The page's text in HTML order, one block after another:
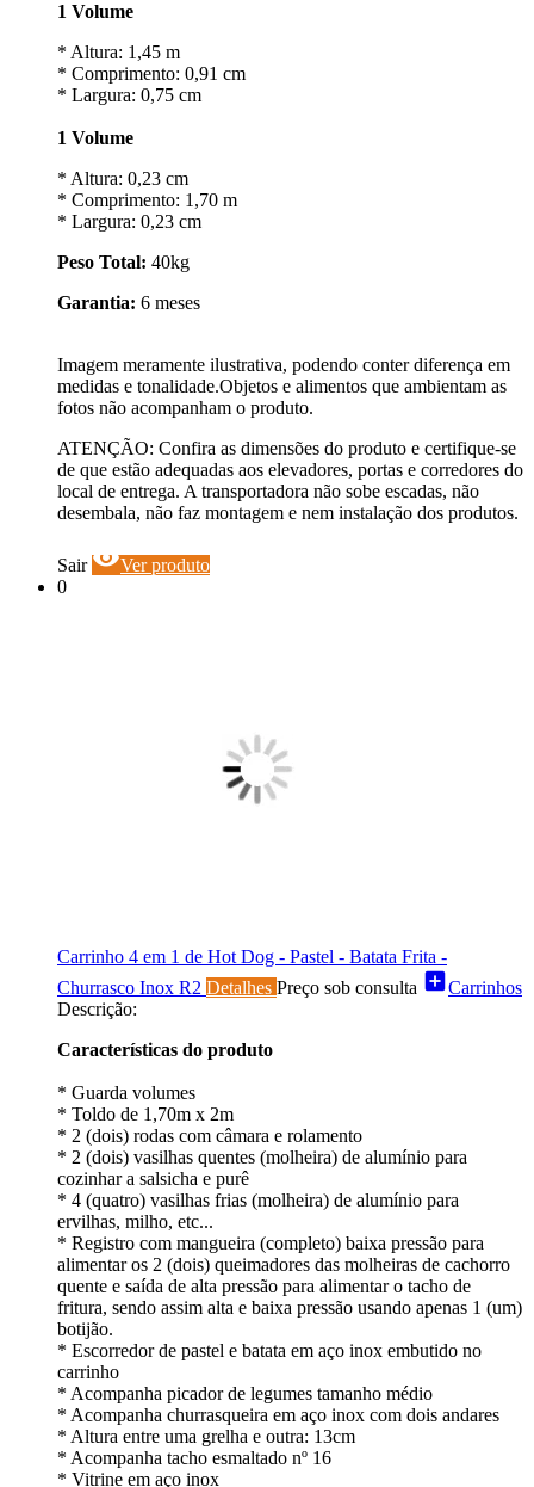
1 Volume
* Altura: 1,45 m
* Comprimento: 0,91 cm
* Largura: 0,75 cm
1 Volume
* Altura: 0,23 cm
* Comprimento: 1,70 m
* Largura: 0,23 cm
Peso Total: 40kg
Garantia: 6 meses
Imagem meramente ilustrativa, podendo conter diferença em
medidas e tonalidade.Objetos e alimentos que ambientam as
fotos não acompanham o produto.
ATENÇÃO: Confira as dimensões do produto e certifique-se
de que estão adequadas aos elevadores, portas e corredores do
local de entrega. A transportadora não sobe escadas, não
desembala, não faz montagem e nem instalação dos produtos.
Sair visibilityVer produto
0
Carrinho 4 em 1 de Hot Dog - Pastel - Batata Frita -
Churrasco Inox R2 Detalhes Preço sob consulta add_boxCarrinhos
Descrição:
Características do produto
* Guarda volumes
* Toldo de 1,70m x 2m
* 2 (dois) rodas com câmara e rolamento
* 2 (dois) vasilhas quentes (molheira) de alumínio para
cozinhar a salsicha e purê
* 4 (quatro) vasilhas frias (molheira) de alumínio para
ervilhas, milho, etc...
* Registro com mangueira (completo) baixa pressão para
alimentar os 2 (dois) queimadores das molheiras de cachorro
quente e saída de alta pressão para alimentar o tacho de
fritura, sendo assim alta e baixa pressão usando apenas 1 (um)
botijão.
* Escorredor de pastel e batata em aço inox embutido no
carrinho
* Acompanha picador de legumes tamanho médio
* Acompanha churrasqueira em aço inox com dois andares
* Altura entre uma grelha e outra: 13cm
* Acompanha tacho esmaltado nº 16
* Vitrine em aço inox